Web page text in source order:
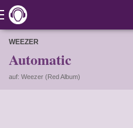
WEEZER
Automatic
auf: Weezer (Red Album)